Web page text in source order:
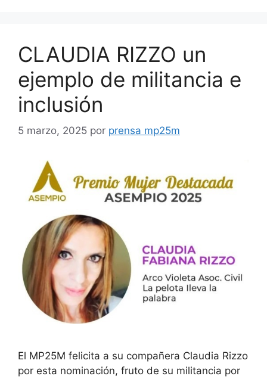
CLAUDIA RIZZO un
ejemplo de militancia e
inclusión
5 marzo, 2025 por prensa mp25m
El MP25M felicita a su compañera Claudia Rizzo
por esta nominación, fruto de su militancia por